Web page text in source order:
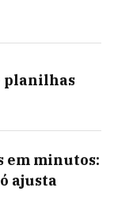
planilhas
em minutos:
ajusta